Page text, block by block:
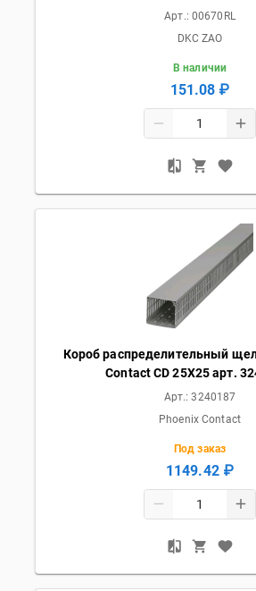
Арт.: 00670RL
DKC ZAO
В наличии
151.08 ₽
Короб распределительный
Contact CD 25X25 арт.
Арт.:3240187
Phoenix Contact
Под заказ
1149.42 ₽